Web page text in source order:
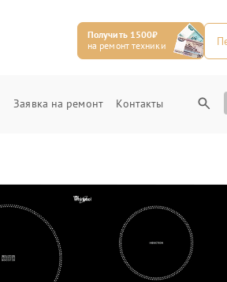
Получить 1500₽
на ремонт техники
Заявка на ремонт Контакты